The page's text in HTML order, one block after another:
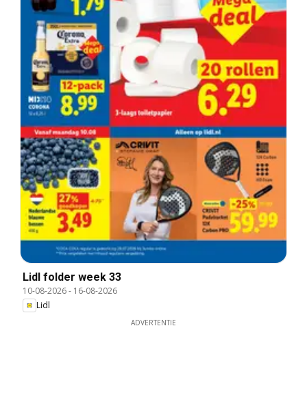
Lidl folder week 33
10-08-2026- 16-08-2026
Lidl
ADVERTENTIE